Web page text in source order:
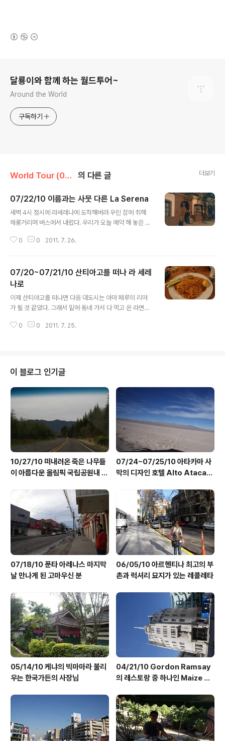
달룡이와 함께 하는 월드투어~
Around the World
구독하기
World Tour (09 2009~10 2010)/37.Chile 의 다른 글 더보기
07/22/10 이름과는 사뭇 다른 La Serena
새벽 4시 정시에 라세레나에 도착해버려 우린 잠에 취해
헤롱거리며 버스에서 내렸다. 우리가 오늘 예약 해 놓은 호
버텨야 했는데 쉽지는 않았다. 춥기도 추운데다가 딱히 누
다고 해서 그때부터는 앉아서 시간 가기만을 기다렸다. 6
시반까지 앉아있다가 이제 슬슬 가면 시간이 맞겠지 하고
길을 나섰지만 10분만에 El Punto 호스텔에 도착했으니
다시 길 앞에서 7시가 되기만을 기다리며 덜덜 떨어야했
지만 출근길에 우리에게 해꼬지 하는 사람은 없었다. 간신
0 0 2011. 7. 26.
07/20~07/21/10 산티아고를 떠나 라 세레
나로
이제 산티아고를 떠나면 다음 대도시는 아마 페루의 리마
가 될 것 같았다. 그래서 밑에 동네 가서 다 먹고 온 라면도
이 해 먹었다. 푼타아레나스에서 만났던 니콜라스김 아저
이 그리 안전해 보이지는 않아 차가 없는 우리로썬 저녁 어
두울때 그곳에서 밥 먹고 돌아오기가 겁이 나서 포기를 했
다. 라 세레나 행 버스를 타는 마지막 날은 우리 말은 안 통
하지만 위대한 구글 번역기로 속깊은 대화를 나눈 MG 아
파트의 매니저가 흔쾌히 저녁까지 있을수 있도록 배려를
해줘서 저녁시간이 다 되어 체크아웃을..
0 0 2011. 7. 25.
이 블로그 인기글
10/27/10 떠내려온 죽은 나무들
이 아름다운 올림픽 국립공원내 K
07/24~07/25/10 아타카마 사
막의 디자인 호텔 Alto Atacam
07/18/10 푼타 아레나스 마지막
날 만나게 된 고마우신 분
06/05/10 아르헨티나 최고의 부
촌과 럭셔리 묘지가 있는 레콜레타
05/14/10 케냐의 빅마마라 불리
우는 한국가든의 사장님
04/21/10 Gordon Ramsay
의 레스토랑 중 하나인 Maize Gr